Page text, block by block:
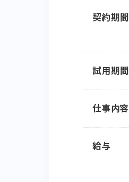
契約期間
試用期間
仕事内容
給与